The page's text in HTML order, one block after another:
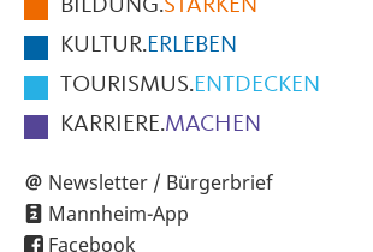
SeiteBILDUNG.STÄRKEN
KULTUR.ERLEBEN
TOURISMUS.ENTDECKEN
KARRIERE.MACHEN
Newsletter / Bürgerbrief
Mannheim-App
Facebook